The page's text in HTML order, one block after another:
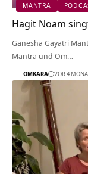
MANTRA
Hagit Noam
Ganesha Gayatri
Mantra und Om…
OMKARA VOR 4